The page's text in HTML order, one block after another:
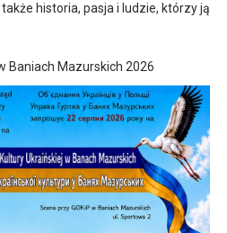
historia, pasja i ludzie, którzy ją
Baniach Mazurskich 2026